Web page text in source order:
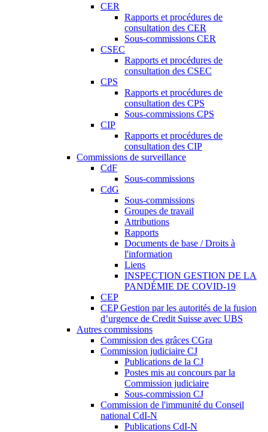
CER
Rapports et procédures de
consultation des CER
Sous-commissions CER
CSEC
Rapports et procédures de
consultation des CSEC
CPS
Rapports et procédures de
consultation des CPS
Sous-commissions CPS
CIP
Rapports et procédures de
consultation des CIP
Commissions de surveillance
CdF
Sous-commissions
CdG
Sous-commissions
Groupes de travail
Attributions
Rapports
Documents de base / Droits à
l'information
Liens
INSPECTION GESTION DE LA
PANDÉMIE DE COVID-19
CEP
CEP Gestion par les autorités de la fusion
d’urgence de Credit Suisse avec UBS
Autres commissions
Commission des grâces CGra
Commission judiciaire CJ
Publications de la CJ
Postes mis au concours par la
Commission judiciaire
Sous-commission CJ
Commission de l'immunité du Conseil
national CdI-N
Publications CdI-N